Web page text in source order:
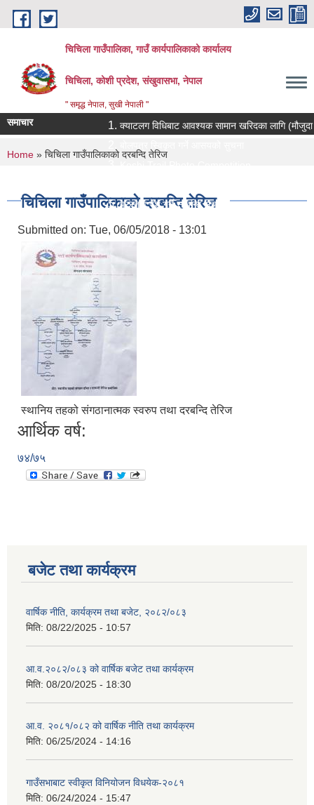
Skip to main content
चिचिला गाउँपालिका, गाउँ कार्यपालिकाको कार्यालय
चिचिला, कोशी प्रदेश, संखुवासभा, नेपाल
" समृद्ध नेपाल, सुखी नेपाली "
समाचार
क्याटलग विधिबाट आवश्यक सामान खरिदका लागि (मौजुदा
प्रस्ताव पेश गर्ने सम्बन्धि सुचना ।।
You are here
Home » चिचिला गाउँपालिकाको दरबन्दि तेरिज
चिचिला गाउँपालिकाको दरबन्दि तेरिज
Submitted on: Tue, 06/05/2018 - 13:01
स्थानिय तहको संगठानात्मक स्वरुप तथा दरबन्दि तेरिज
आर्थिक वर्ष:
७४/७५
बजेट तथा कार्यक्रम
वार्षिक नीति, कार्यक्रम तथा बजेट, २०८२/०८३
मिति: 08/22/2025 - 10:57
आ.व.२०८२/०८३ को वार्षिक बजेट तथा कार्यक्रम
मिति: 08/20/2025 - 18:30
आ.व. २०८१/०८२ को वार्षिक नीति तथा कार्यक्रम
मिति: 06/25/2024 - 14:16
गाउँसभाबाट स्वीकृत विनियोजन विधयेक-२०८१
मिति: 06/24/2024 - 15:47